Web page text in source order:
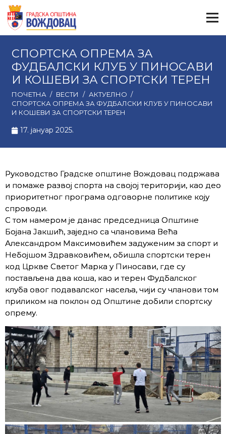
СПОРТСКА ОПРЕМА ЗА
ФУДБАЛСКИ КЛУБ У ПИНОСАВИ
И КОШЕВИ ЗА СПОРТСКИ ТЕРЕН
ПОЧЕТНА / ВЕСТИ / АКТУЕЛНО /
СПОРТСКА ОПРЕМА ЗА ФУДБАЛСКИ КЛУБ У ПИНОСАВИ
И КОШЕВИ ЗА СПОРТСКИ ТЕРЕН
17. јануар 2025.
Руководство Градске општине Вождовац подржава
и помаже развој спорта на својој територији, као део
приоритетног програма одговорне политике коју
спроводи.
С том намером је данас председница Општине
Бојана Јакшић, заједно са члановима Већa
Александром Максимовићем задуженим за спорт и
Небојшом Здравковићем, обишла спортски терен
код Цркве Светог Марка у Пиносави, где су
постављена два коша, као и терен Фудбалског
клуба овог подавалског насеља, чији су чланови том
приликом на поклон од Општине добили спортску
опрему.